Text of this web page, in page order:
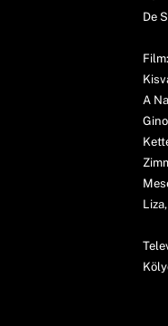
De
Film:
A